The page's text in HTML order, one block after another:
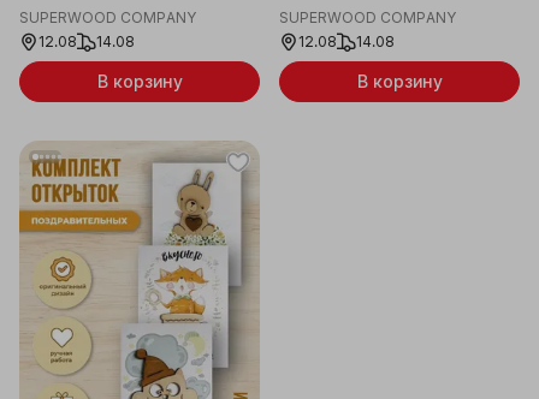
SUPERWOOD COMPANY
12.08
14.08
В корзину
SUPERWOOD COMPANY
12.08
14.08
В корзину